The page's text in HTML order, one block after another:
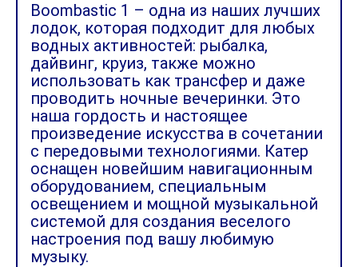
Boombastic 1 – одна из наших лучших
лодок, которая подходит для любых
водных активностей: рыбалка,
дайвинг, круиз, также можно
использовать как трансфер и даже
проводить ночные вечеринки. Это
наша гордость и настоящее
произведение искусства в сочетании
с передовыми технологиями. Катер
оснащен новейшим навигационным
оборудованием, специальным
освещением и мощной музыкальной
системой для создания веселого
настроения под вашу любимую
музыку.